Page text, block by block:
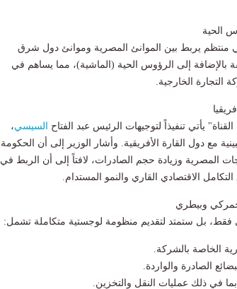
الحية
يربط بين الموانئ المصرية وموانئ دول شرق
بالإضافة إلى الرؤوس الحية (الماشية)، مما يساهم في
التجارة الخارجية.
يأتي تنفيذاً لتوجيهات الرئيس عبد الفتاح
السيسي،
مع دول القارة الأفريقية. وأشار الوزير إلى أن الحكومة
المصرية وزيادة حجم الصادرات، لافتاً إلى أن الربط في
الاقتصادي القاري والنمو المستدام.
وبيطري
فقط، بل ستمتد لتقديم منظومة لوجستية متكاملة تشمل:
الخاصة بالشركة.
الصادرة والواردة.
في ذلك عمليات النقل والتخزين.